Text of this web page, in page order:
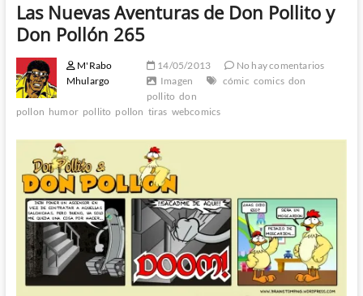
Las Nuevas Aventuras de Don Pollito y
Don Pollón 265
M'Rabo
Mhulargo
14/05/2013
No hay comentarios
Imagen
cómic comics don
pollito don
pollon humor pollito pollon tiras webcomics